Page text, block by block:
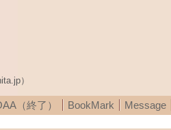
）
（終了） BookMark Message